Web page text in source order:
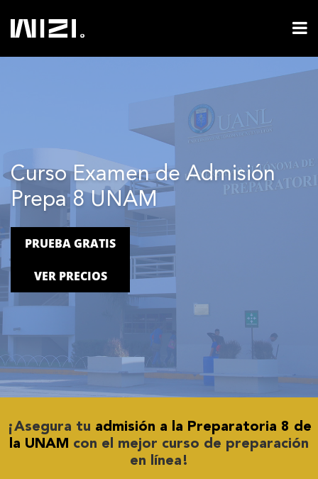
Curso Examen de Admisión
Prepa 8 UNAM
PRUEBA GRATIS
VER PRECIOS
¡Asegura tu admisión a la Preparatoria 8 de
la UNAM con el mejor curso de preparación
en línea!